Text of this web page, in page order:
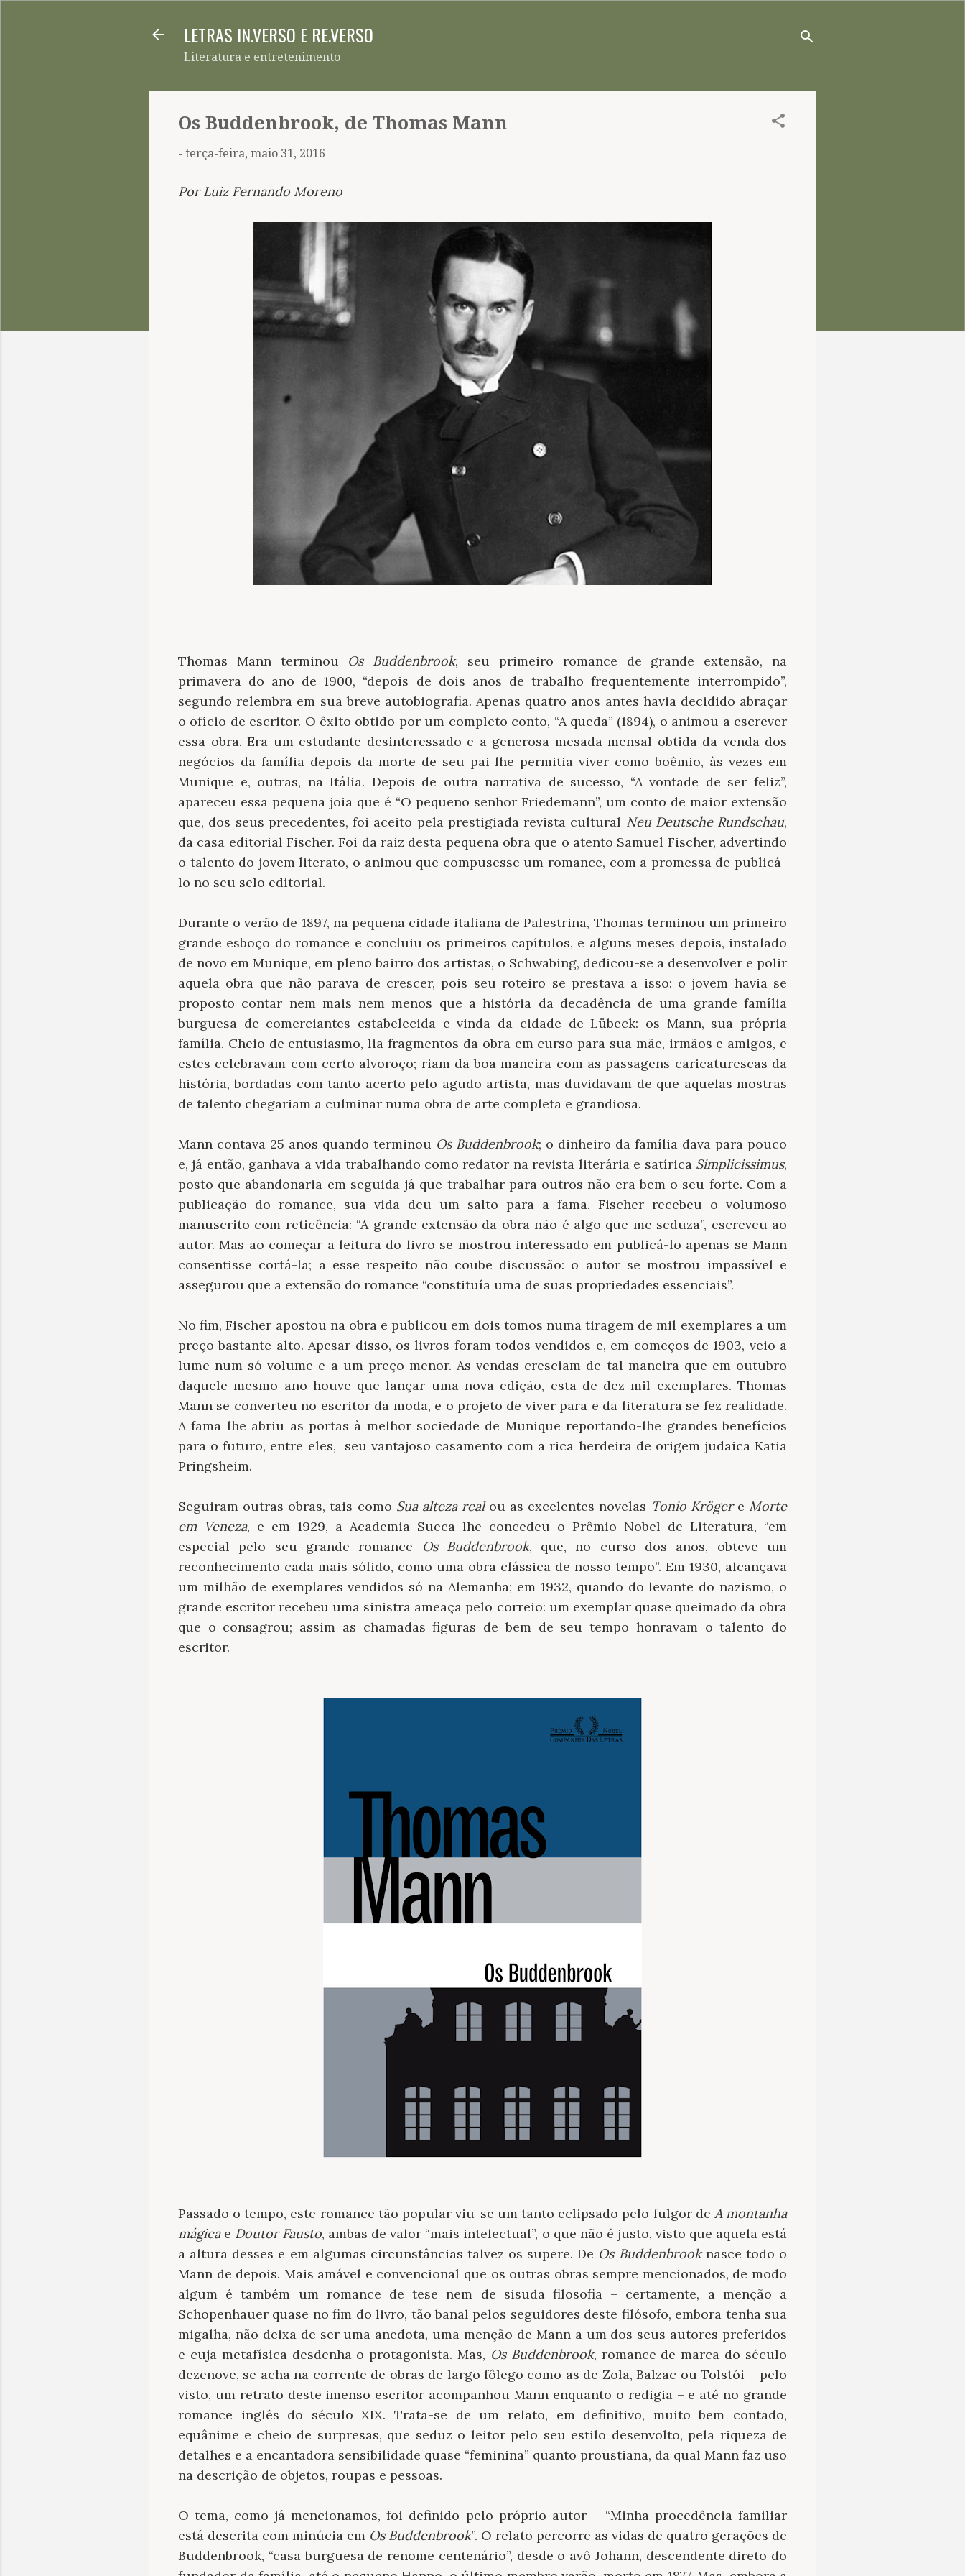
LETRAS IN.VERSO E RE.VERSO
Literatura e entretenimento
Os Buddenbrook, de Thomas Mann
- terça-feira, maio 31, 2016
Por Luiz Fernando Moreno
Thomas Mann terminou Os Buddenbrook, seu primeiro romance de grande extensão, na
primavera do ano de 1900, “depois de dois anos de trabalho frequentemente interrompido”,
segundo relembra em sua breve autobiografia. Apenas quatro anos antes havia decidido abraçar
o ofício de escritor. O êxito obtido por um completo conto, “A queda” (1894), o animou a escrever
essa obra. Era um estudante desinteressado e a generosa mesada mensal obtida da venda dos
negócios da família depois da morte de seu pai lhe permitia viver como boêmio, às vezes em
Munique e, outras, na Itália. Depois de outra narrativa de sucesso, “A vontade de ser feliz”,
apareceu essa pequena joia que é “O pequeno senhor Friedemann”, um conto de maior extensão
que, dos seus precedentes, foi aceito pela prestigiada revista cultural Neu Deutsche Rundschau,
da casa editorial Fischer. Foi da raiz desta pequena obra que o atento Samuel Fischer, advertindo
o talento do jovem literato, o animou que compusesse um romance, com a promessa de publicá-
lo no seu selo editorial.
Durante o verão de 1897, na pequena cidade italiana de Palestrina, Thomas terminou um primeiro
grande esboço do romance e concluiu os primeiros capítulos, e alguns meses depois, instalado
de novo em Munique, em pleno bairro dos artistas, o Schwabing, dedicou-se a desenvolver e polir
aquela obra que não parava de crescer, pois seu roteiro se prestava a isso: o jovem havia se
proposto contar nem mais nem menos que a história da decadência de uma grande família
burguesa de comerciantes estabelecida e vinda da cidade de Lübeck: os Mann, sua própria
família. Cheio de entusiasmo, lia fragmentos da obra em curso para sua mãe, irmãos e amigos, e
estes celebravam com certo alvoroço; riam da boa maneira com as passagens caricaturescas da
história, bordadas com tanto acerto pelo agudo artista, mas duvidavam de que aquelas mostras
de talento chegariam a culminar numa obra de arte completa e grandiosa.
Mann contava 25 anos quando terminou Os Buddenbrook; o dinheiro da família dava para pouco
e, já então, ganhava a vida trabalhando como redator na revista literária e satírica Simplicissimus,
posto que abandonaria em seguida já que trabalhar para outros não era bem o seu forte. Com a
publicação do romance, sua vida deu um salto para a fama. Fischer recebeu o volumoso
manuscrito com reticência: “A grande extensão da obra não é algo que me seduza”, escreveu ao
autor. Mas ao começar a leitura do livro se mostrou interessado em publicá-lo apenas se Mann
consentisse cortá-la; a esse respeito não coube discussão: o autor se mostrou impassível e
assegurou que a extensão do romance “constituía uma de suas propriedades essenciais”.
No fim, Fischer apostou na obra e publicou em dois tomos numa tiragem de mil exemplares a um
preço bastante alto. Apesar disso, os livros foram todos vendidos e, em começos de 1903, veio a
lume num só volume e a um preço menor. As vendas cresciam de tal maneira que em outubro
daquele mesmo ano houve que lançar uma nova edição, esta de dez mil exemplares. Thomas
Mann se converteu no escritor da moda, e o projeto de viver para e da literatura se fez realidade.
A fama lhe abriu as portas à melhor sociedade de Munique reportando-lhe grandes benefícios
para o futuro, entre eles, seu vantajoso casamento com a rica herdeira de origem judaica Katia
Pringsheim.
Seguiram outras obras, tais como Sua alteza realou as excelentes novelas Tonio Krögere Morte
em Veneza, e em 1929, a Academia Sueca lhe concedeu o Prêmio Nobel de Literatura, “em
especial pelo seu grande romance
Os Buddenbrook, que, no curso dos anos, obteve um
reconhecimento cada mais sólido, como uma obra clássica de nosso tempo”. Em 1930, alcançava
um milhão de exemplares vendidos só na Alemanha; em 1932, quando do levante do nazismo, o
grande escritor recebeu uma sinistra ameaça pelo correio: um exemplar quase queimado da obra
que o consagrou; assim as chamadas figuras de bem de seu tempo honravam o talento do
escritor.
Passado o tempo, este romance tão popular viu-se um tanto eclipsado pelo fulgor de A montanha
mágicae Doutor Fausto, ambas de valor “mais intelectual”, o que não é justo, visto que aquela está
a altura desses e em algumas circunstâncias talvez os supere. De Os Buddenbrooknasce todo o
Mann de depois. Mais amável e convencional que os outras obras sempre mencionados, de modo
algum é também um romance de tese nem de sisuda filosofia – certamente, a menção a
Schopenhauer quase no fim do livro, tão banal pelos seguidores deste filósofo, embora tenha sua
migalha, não deixa de ser uma anedota, uma menção de Mann a um dos seus autores preferidos
e cuja metafísica desdenha o protagonista. Mas, Os Buddenbrook, romance de marca do século
dezenove, se acha na corrente de obras de largo fôlego como as de Zola, Balzac ou Tolstói – pelo
visto, um retrato deste imenso escritor acompanhou Mann enquanto o redigia – e até no grande
romance inglês do século XIX. Trata-se de um relato, em definitivo, muito bem contado,
equânime e cheio de surpresas, que seduz o leitor pelo seu estilo desenvolto, pela riqueza de
detalhes e a encantadora sensibilidade quase “feminina” quanto proustiana, da qual Mann faz uso
na descrição de objetos, roupas e pessoas.
O tema, como já mencionamos, foi definido pelo próprio autor – “Minha procedência familiar
está descrita com minúcia em Os Buddenbrook”. O relato percorre as vidas de quatro gerações de
Buddenbrook, “casa burguesa de renome centenário”, desde o avô Johann, descendente direto do